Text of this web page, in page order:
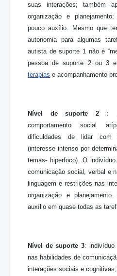
suas interações; também
organização e
pouco auxílio. Mesmo que
autonomia para algumas
autista de suporte 1 não é
pessoa de suporte 2 ou 3 e
terapias e acompanhamento
Nível de suporte 2 :
comportamento social
dificuldades de lidar
(interesse intenso por
temas- hiperfoco). O
comunicação social, verbal e
linguagem e restrições nas
organização e
auxílio em quase todas as
Nível de suporte 3: indivíduo
nas habilidades de
interações sociais e